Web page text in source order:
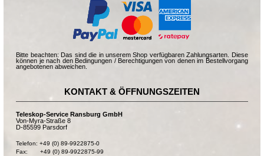
Bitte beachten: Das sind die in unserem Shop verfügbaren Zahlungsarten. Diese
können je nach den Bedingungen / Berechtigungen von denen im Bestellvorgang
angebotenen abweichen.
KONTAKT & ÖFFNUNGSZEITEN
Teleskop-Service Ransburg GmbH
Von-Myra-Straße 8
D-85599 Parsdorf
Telefon: +49 (0) 89-9922875-0
Fax:       +49 (0) 89-9922875-99